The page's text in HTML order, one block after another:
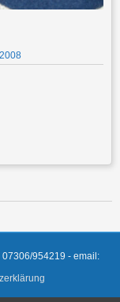
07306/954219 - email: